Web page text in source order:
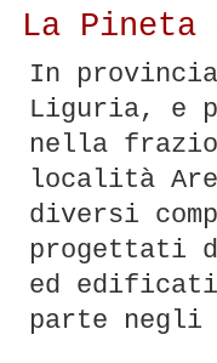
La Pineta
In
Liguria, e
nella
località
diversi
progettati
ed edificati
parte negli